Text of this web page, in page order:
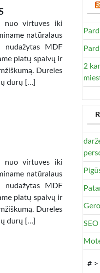
nuo virtuves iki
natūralaus
nudažytas MDF
platų spalvų ir
Dureles
durų […]
nuo virtuves iki
natūralaus
nudažytas MDF
platų spalvų ir
Dureles
durų […]
2
# >